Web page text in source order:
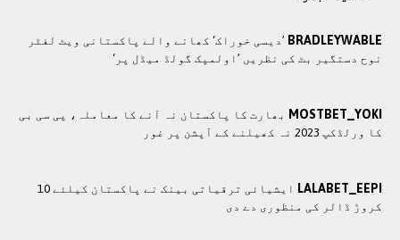
BRADLEYWABLE ’دیسی خوراک‘ کھانے والے پاکستانی ویٹ لفٹر
نوح دستگیر بٹ کی نظریں ’اولمپک گولڈ میڈل پر‘
MOSTBET_YOKI بھارت کا پاکستان نہ آنے کا معاملہ، پی سی بی
کا ورلڈکپ 2023 نہ کھیلنے کے آپشن پر غور
LALABET_EEPI
ایشیائی ترقیاتی بینک نے پاکستان کیلئے 10
کروڑ ڈالر کی منظوری دے دی